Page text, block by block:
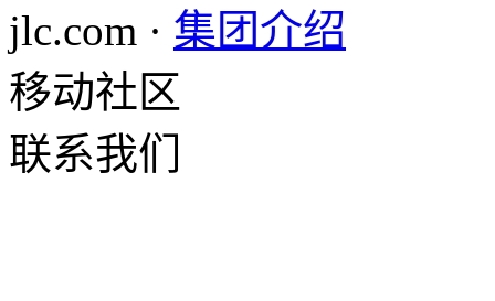
jlc.com · 集团介绍
移动社区
联系我们